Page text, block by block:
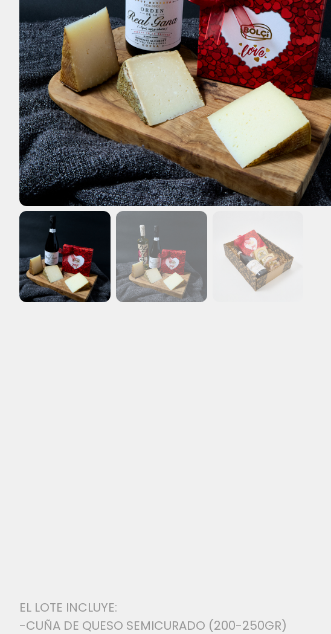
EL LOTE INCLUYE:
-CUÑA DE QUESO SEMICURADO (200-250GR)